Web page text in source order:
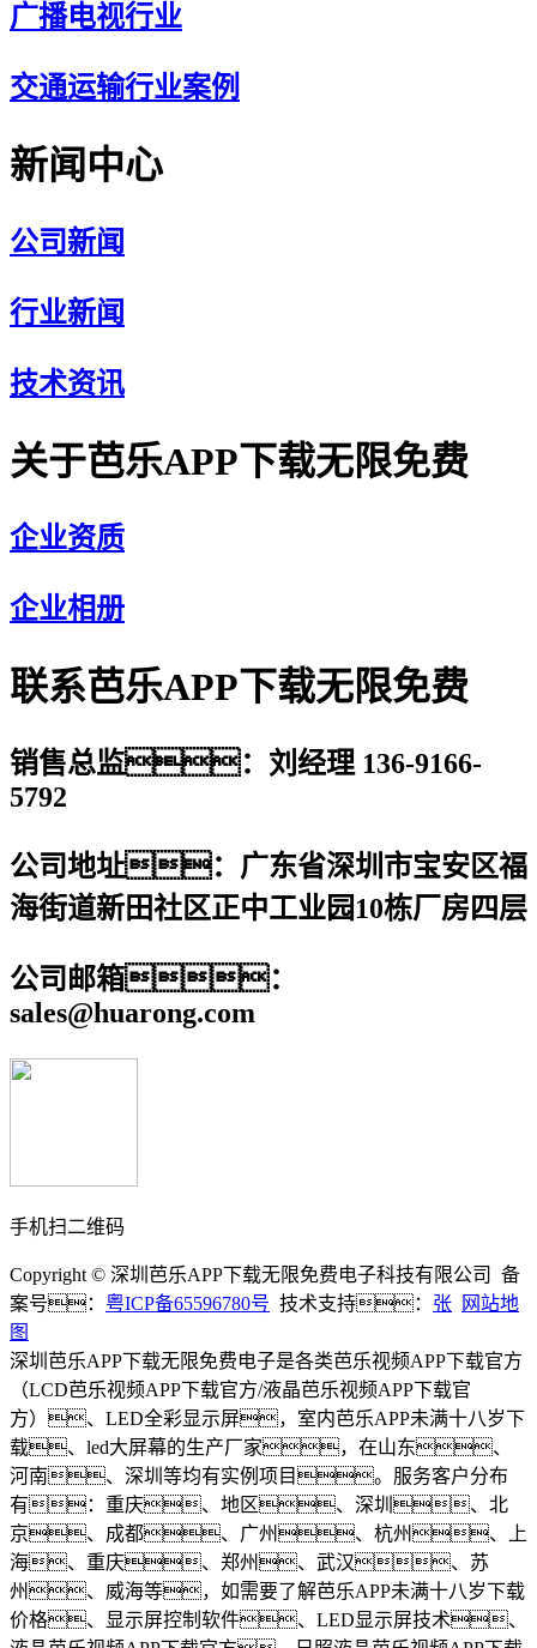
广播电视行业
交通运输行业案例
新闻中心
公司新闻
行业新闻
技术资讯
关于芭乐APP下载无限免费
企业资质
企业相册
联系芭乐APP下载无限免费
销售总监：刘经理 136-9166-
5792
公司地址：广东省深圳市宝安区福
海街道新田社区正中工业园10栋厂房四层
公司邮箱：
sales@huarong.com
手机扫二维码
Copyright © 深圳芭乐APP下载无限免费电子科技有限公司 备
案号： 粤ICP备65596780号 技术支持： 张
网站地
图
深圳芭乐APP下载无限免费电子是各类芭乐视频APP下载官方
（LCD芭乐视频APP下载官方/液晶芭乐视频APP下载官
方）、LED全彩显示屏，室内芭乐APP未满十八岁下
载、led大屏幕的生产厂家，在山东、
河南、深圳等均有实例项目。服务客户分布
有：重庆、地区、深圳、北
京、成都、广州、杭州、上
海、重庆、郑州、武汉、苏
州、威海等，如需要了解芭乐APP未满十八岁下载
价格、显示屏控制软件、LED显示屏技术、